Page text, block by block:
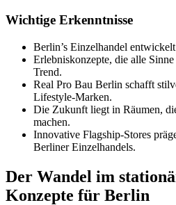
Wichtige Erkenntnisse
Berlin’s Einzelhandel
Erlebniskonzepte, die alle
Trend.
Real Pro Bau Berlin schafft
Lifestyle-Marken.
Die Zukunft liegt in Räumen,
machen.
Innovative Flagship-Stores
Berliner Einzelhandels.
Der Wandel im
Konzepte für Berlin